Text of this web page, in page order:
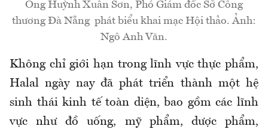
Ông Huỳnh Xuân Sơn, Phó Giám đốc Sở Công
thương Đà Nẵng phát biểu khai mạc Hội thảo. Ảnh:
Ngô Anh Văn.
Không chỉ giới hạn trong lĩnh vực thực phẩm,
Halal ngày nay đã phát triển thành một hệ
sinh thái kinh tế toàn diện, bao gồm các lĩnh
vực như đồ uống, mỹ phẩm, dược phẩm,